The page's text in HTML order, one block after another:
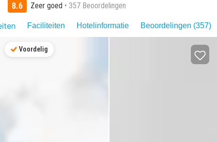
8.6 Zeer goed 357 Beoordelingen
Faciliteiten Hotelinformatie Beoordelingen (357)
Voordelig